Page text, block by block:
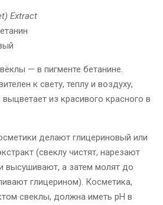
Extract
— в пигменте бетанине.
к свету, теплу и воздуху,
из красивого красного в
делают глицериновый или
(свеклу чистят, нарезают
высушивают, а затем молят до
глицерином). Косметика,
свеклы, должна иметь рН в